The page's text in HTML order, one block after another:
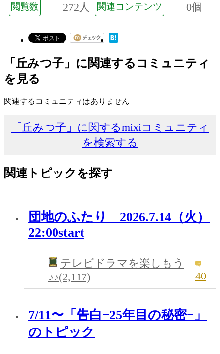
閲覧数 272人 関連コンテンツ 0個
「丘みつ子」に関連するコミュニティ
を見る
関連するコミュニティはありません
「丘みつ子」に関するmixiコミュニティ
を検索する
関連トピックを探す
団地のふたり 2026.7.14（火）
22:00start
テレビドラマを楽しもう
♪♪(2,117)
40
7/11〜「告白−25年目の秘密−」
のトピック